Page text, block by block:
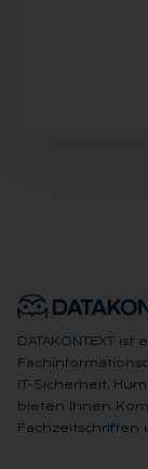
DATAKONTEXT
IT-Sicherheit,
bieten Ihnen
Fachzeitschriften